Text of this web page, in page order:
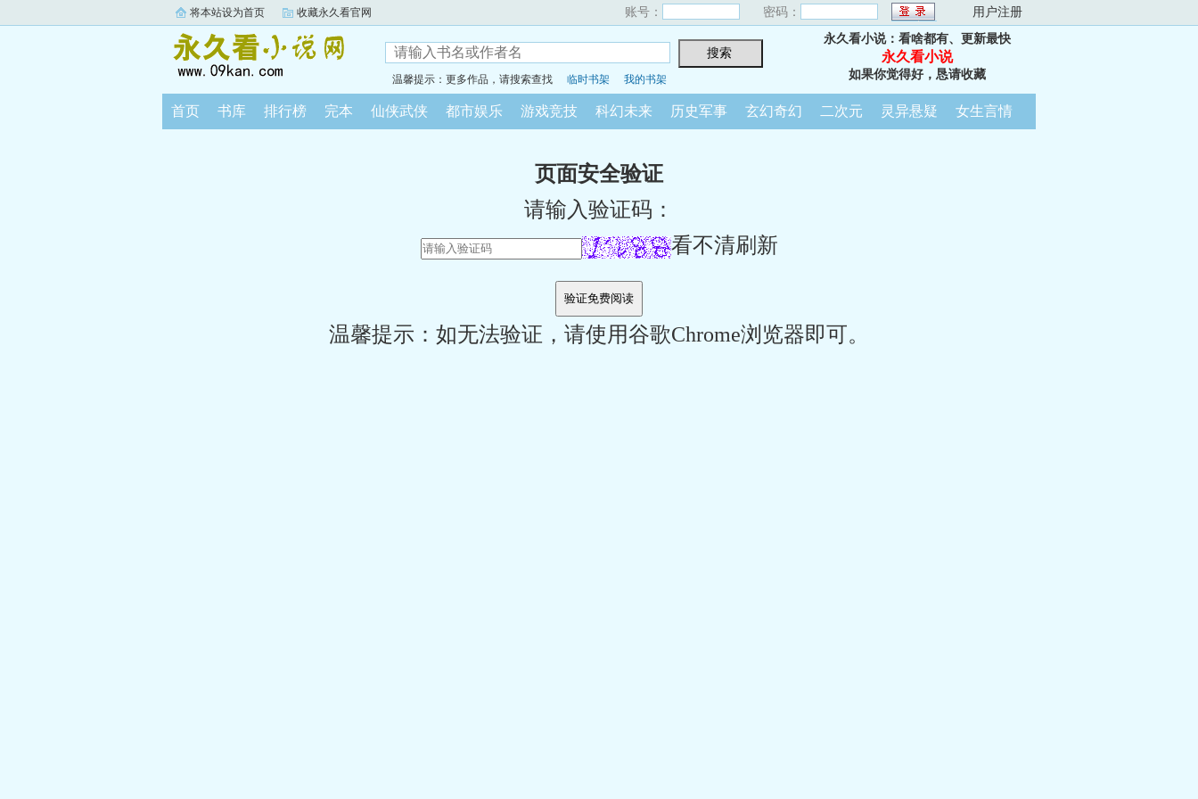
将本站设为首页 收藏永久看官网 账号： 密码： 用户注册
温馨提示：更多作品，请搜索查找 临时书架 我的书架
永久看小说：看啥都有、更新最快
永久看小说
如果你觉得好，恳请收藏
首页 书库 排行榜 完本 仙侠武侠 都市娱乐 游戏竞技 科幻未来 历史军事 玄幻奇幻 二次元 灵异悬疑 女生言情
页面安全验证
请输入验证码：
看不清刷新
温馨提示：如无法验证，请使用谷歌Chrome浏览器即可。